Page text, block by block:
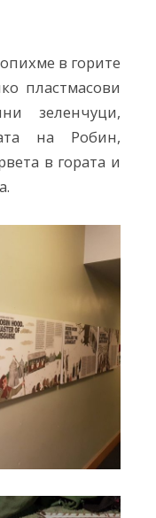
в горите
пластмасови
зеленчуци,
на Робин,
в гората и